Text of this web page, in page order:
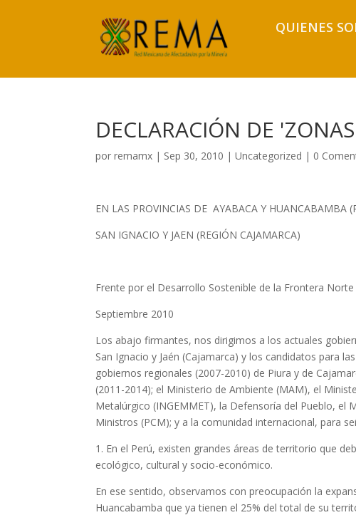
QUIENES
DECLARACIÓN DE
porremamx | Sep 30, 2010 |Uncategorized | 0
EN LAS PROVINCIAS DE AYABACA Y HUANCABAMBA
SAN IGNACIO Y JAEN (REGIÓN CAJAMARCA)
Frente por el Desarrollo Sostenible de la Frontera Norte
Septiembre 2010
Los abajo firmantes, nos dirigimos a los actuales
San Ignacio y Jaén (Cajamarca) y los candidatos para
gobiernos regionales (2007-2010) de Piura y de
(2011-2014); el Ministerio de Ambiente (MAM), el
Metalúrgico (INGEMMET), la Defensoría del Pueblo, el
Ministros (PCM); y a la comunidad internacional, para
1. En el Perú, existen grandes áreas de territorio que
ecológico, cultural y socio-económico.
En ese sentido, observamos con preocupación la
Huancabamba que ya tienen el 25% del total de su